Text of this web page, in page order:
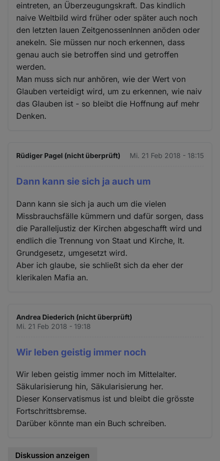
eintreten, an Überzeugungskraft. Das kindlich
naive Weltbild wird früher oder später auch noch
den letzten lauen ZeitgenossenInnen anöden oder
anekeln. Sie müssen nur noch erkennen, dass
genau auch sie betroffen sind und getroffen
werden.
Man muss sich nur anhören, wie der Wert von
Glauben verteidigt wird, um zu erkennen, wie naiv
das Glauben ist - so bleibt die Hoffnung auf mehr
Denken.
Rüdiger Pagel (nicht überprüft) Mi. 21 Feb 2018 - 18:15
Dann kann sie sich ja auch um
Dann kann sie sich ja auch um die vielen
Missbrauchsfälle kümmern und dafür sorgen, dass
die Paralleljustiz der Kirchen abgeschafft wird und
endlich die Trennung von Staat und Kirche, lt.
Grundgesetz, umgesetzt wird.
Aber ich glaube, sie schließt sich da eher der
klerikalen Mafia an.
Andrea Diederich (nicht überprüft)
Mi. 21 Feb 2018 - 19:18
Wir leben geistig immer noch
Wir leben geistig immer noch im Mittelalter.
Säkularisierung hin, Säkularisierung her.
Dieser Konservatismus ist und bleibt die grösste
Fortschrittsbremse.
Darüber könnte man ein Buch schreiben.
Diskussion anzeigen